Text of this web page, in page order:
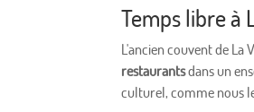
Temps libre à
L'ancien couvent de La
restaurantsdans un
culturel, comme nous